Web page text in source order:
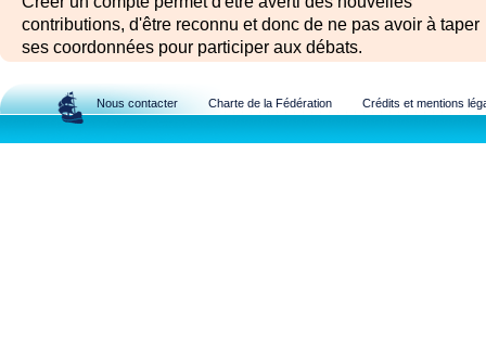
contributions, d'être reconnu et donc de ne pas avoir à taper
ses coordonnées pour participer aux débats.
Nous contacter Charte de la Fédération Crédits et mentions